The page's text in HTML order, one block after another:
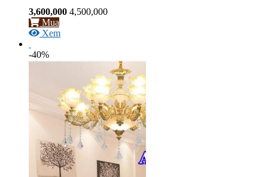
3,600,000 4,500,000
Mua
Xem
-40%